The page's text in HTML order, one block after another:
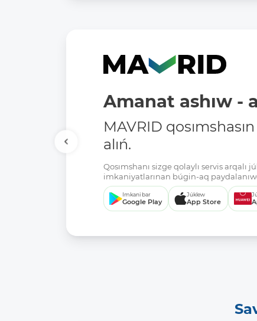
Amanat ashıw -
MAVRID
alıń.
Qosımshanı sizge qolaylı servis arqalı
imkaniyatlarınan búgin-aq
Imkani bar
Google Play
Júklew
App Store